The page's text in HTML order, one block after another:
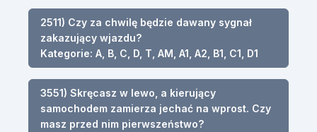
2511) Czy za chwilę będzie dawany sygnał
zakazujący wjazdu?
Kategorie: A, B, C, D, T, AM, A1, A2, B1, C1, D1
3551) Skręcasz w lewo, a kierujący
samochodem zamierza jechać na wprost. Czy
masz przed nim pierwszeństwo?